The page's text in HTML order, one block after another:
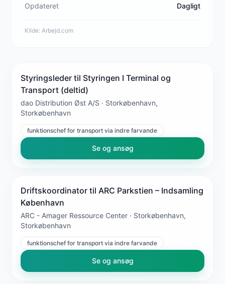
Opdateret Dagligt
Kilde: Arbejd.com
Styringsleder til Styringen I Terminal og
Transport (deltid)
dao Distribution Øst A/S · Storkøbenhavn,
Storkøbenhavn
funktionschef for transport via indre farvande
Se og ansøg
Driftskoordinator til ARC Parkstien – Indsamling
København
ARC - Amager Ressource Center · Storkøbenhavn,
Storkøbenhavn
funktionschef for transport via indre farvande
Se og ansøg